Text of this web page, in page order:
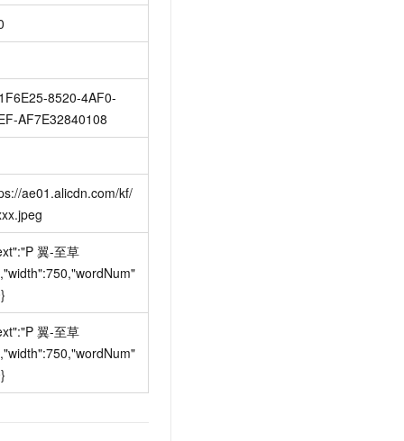
8520-4AF0-
AF7E32840108
ae01.alicdn.com/kf/
翼-至草
翼-至草